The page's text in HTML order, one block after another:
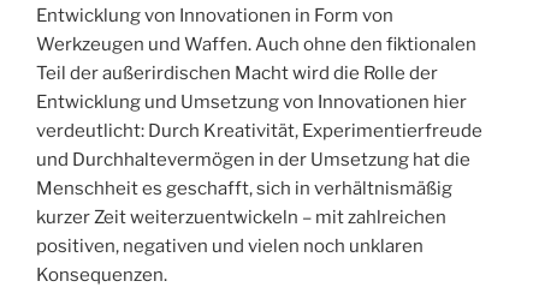
Entwicklung von Innovationen in Form von
Werkzeugen und Waffen. Auch ohne den fiktionalen
Teil der außerirdischen Macht wird die Rolle der
Entwicklung und Umsetzung von Innovationen hier
verdeutlicht: Durch Kreativität, Experimentierfreude
und Durchhaltevermögen in der Umsetzung hat die
Menschheit es geschafft, sich in verhältnismäßig
kurzer Zeit weiterzuentwickeln – mit zahlreichen
positiven, negativen und vielen noch unklaren
Konsequenzen.